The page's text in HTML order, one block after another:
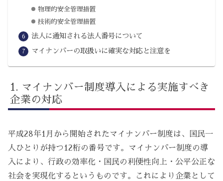
物理的安全管理措置
技術的安全管理措置
法人に通知される法人番号について
マイナンバーの取扱いに確実な対応と注意を
マイナンバー制度導入による実施すべき
企業の対応
平成28年1月から開始されたマイナンバー制度は、国民一
人ひとりが持つ12桁の番号です。マイナンバー制度の導
入により、行政の効率化・国民の利便性向上・公平公正な
社会を実現化するというものです。これにより企業として